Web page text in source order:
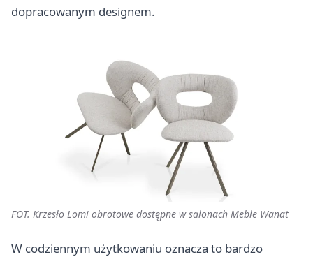
dopracowanym designem.
FOT. Krzesło Lomi obrotowe dostępne w salonach Meble Wanat
W codziennym użytkowaniu oznacza to bardzo